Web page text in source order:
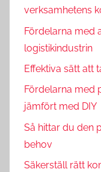
verksamhetens
Fördelarna med
logistikindustrin
Effektiva sätt att
Fördelarna med
jämfört med DIY
Så hittar du den
behov
Säkerställ rätt